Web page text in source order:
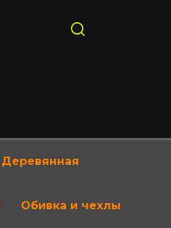
Деревянная
Обивка и чехлы